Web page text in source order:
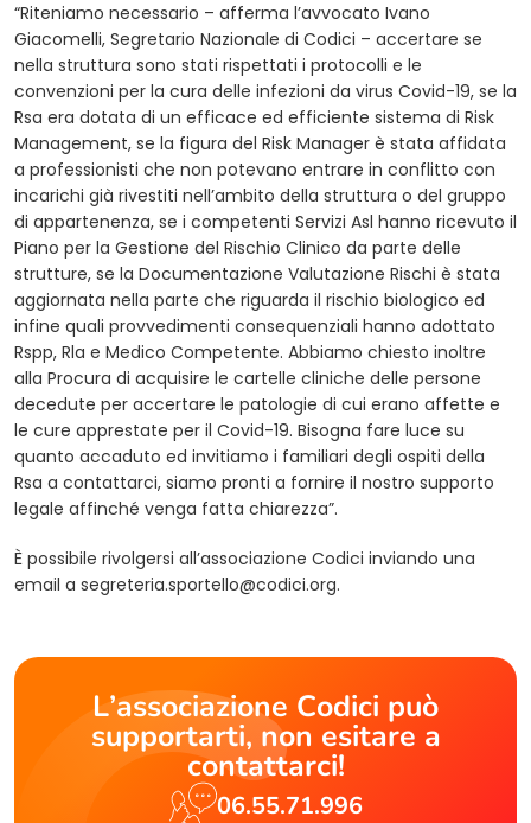
“Riteniamo necessario – afferma l’avvocato Ivano
Giacomelli, Segretario Nazionale di Codici – accertare se
nella struttura sono stati rispettati i protocolli e le
convenzioni per la cura delle infezioni da virus Covid-19, se la
Rsa era dotata di un efficace ed efficiente sistema di Risk
Management, se la figura del Risk Manager è stata affidata
a professionisti che non potevano entrare in conflitto con
incarichi già rivestiti nell’ambito della struttura o del gruppo
di appartenenza, se i competenti Servizi Asl hanno ricevuto il
Piano per la Gestione del Rischio Clinico da parte delle
strutture, se la Documentazione Valutazione Rischi è stata
aggiornata nella parte che riguarda il rischio biologico ed
infine quali provvedimenti consequenziali hanno adottato
Rspp, Rla e Medico Competente. Abbiamo chiesto inoltre
alla Procura di acquisire le cartelle cliniche delle persone
decedute per accertare le patologie di cui erano affette e
le cure apprestate per il Covid-19. Bisogna fare luce su
quanto accaduto ed invitiamo i familiari degli ospiti della
Rsa a contattarci, siamo pronti a fornire il nostro supporto
legale affinché venga fatta chiarezza”.
È possibile rivolgersi all’associazione Codici inviando una
email a segreteria.sportello@codici.org.
L’associazione Codici può
supportarti, non esitare a
contattarci!
06.55.71.996